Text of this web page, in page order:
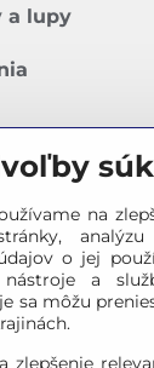
a lupy
na
o jej
nástroje a
sa môžu
zlepšenie